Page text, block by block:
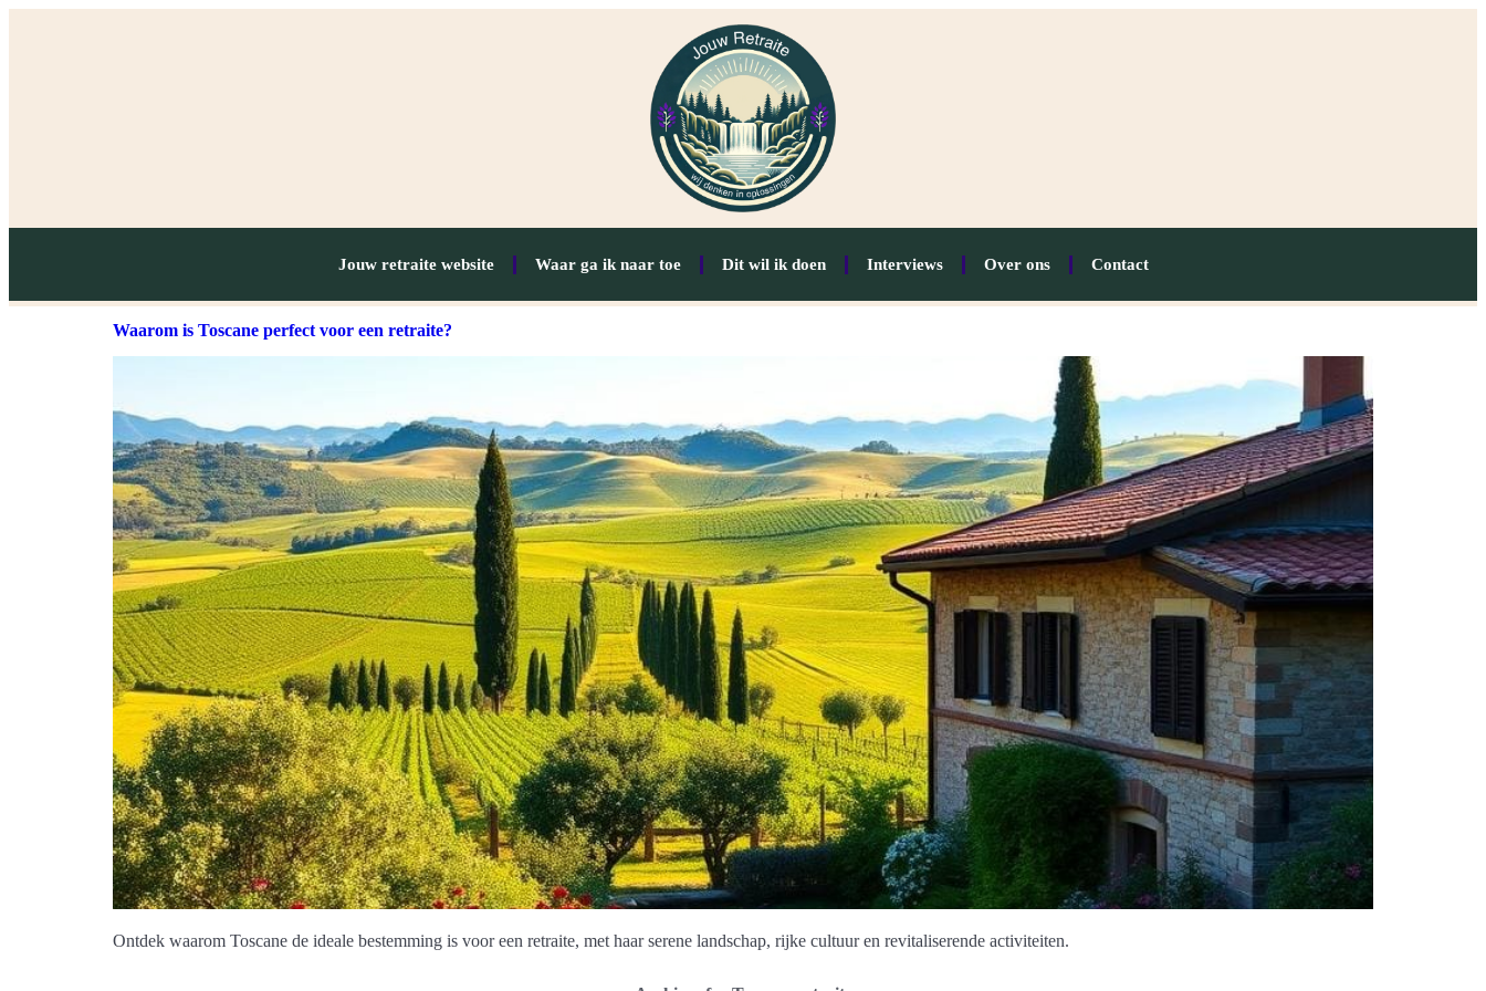
Jouw retraite website Waar ga ik naar toe Dit wil ik doen Interviews Over ons Contact
Waarom is Toscane perfect voor een retraite?
Ontdek waarom Toscane de ideale bestemming is voor een retraite, met haar serene landschap, rijke cultuur en revitaliserende activiteiten.